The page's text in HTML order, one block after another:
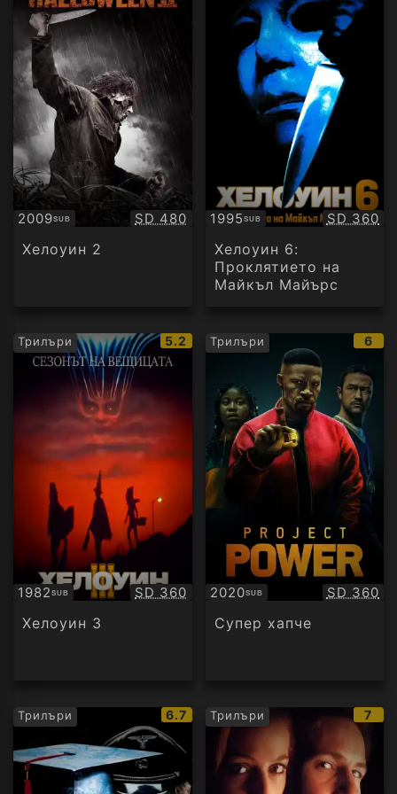
2009SUB
Субтитри Качество:
SD 480
Хелоуин 2
1995SUB
Субтитри SD 360
Хелоуин 6:
Проклятието на
Майкъл Майърс
Трилъри
IMDb
рейтинг:
5.2
1982SUB
Субтитри Качество:
SD 360
Хелоуин 3
Трилъри 6
2020SUB
Субтитри SD 360
Супер хапче
Трилъри
IMDb
рейтинг:
6.7 Трилъри 7